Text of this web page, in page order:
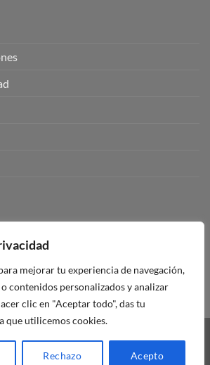
mejorar tu experiencia de navegación,
contenidos personalizados y analizar
clic en "Aceptar todo", das tu
que utilicemos cookies.
Rechazo Acepto
Visa PayPal Stripe MasterCard